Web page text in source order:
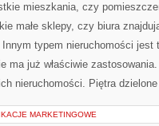
mieszkania, czy
małe sklepy, czy biura
typem nieruchomości jest
ma już właściwie zastosowania.
nieruchomości. Piętra
MARKETINGOWE